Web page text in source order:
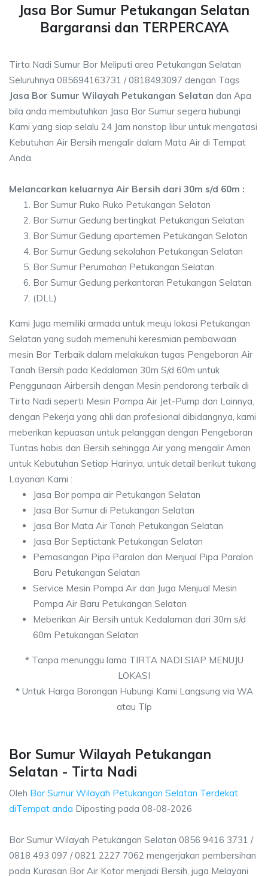
Jasa Bor Sumur Petukangan Selatan
Bargaransi dan TERPERCAYA
Tirta Nadi Sumur Bor Meliputi area Petukangan Selatan
Seluruhnya 085694163731 / 0818493097 dengan Tags
Jasa Bor Sumur Wilayah Petukangan Selatan dan Apa
bila anda membutuhkan Jasa Bor Sumur segera hubungi
Kami yang siap selalu 24 Jam nonstop libur untuk mengatasi
Kebutuhan Air Bersih mengalir dalam Mata Air di Tempat
Anda.
Melancarkan keluarnya Air Bersih dari 30m s/d 60m :
Bor Sumur Ruko Ruko Petukangan Selatan
Bor Sumur Gedung bertingkat Petukangan Selatan
Bor Sumur Gedung apartemen Petukangan Selatan
Bor Sumur Gedung sekolahan Petukangan Selatan
Bor Sumur Perumahan Petukangan Selatan
Bor Sumur Gedung perkantoran Petukangan Selatan
(DLL)
Kami Juga memiliki armada untuk meuju lokasi Petukangan
Selatan yang sudah memenuhi keresmian pembawaan
mesin Bor Terbaik dalam melakukan tugas Pengeboran Air
Tanah Bersih pada Kedalaman 30m S/d 60m untuk
Penggunaan Airbersih dengan Mesin pendorong terbaik di
Tirta Nadi seperti Mesin Pompa Air Jet-Pump dan Lainnya,
dengan Pekerja yang ahli dan profesional dibidangnya, kami
meberikan kepuasan untuk pelanggan dengan Pengeboran
Tuntas habis dan Bersih sehingga Air yang mengalir Aman
untuk Kebutuhan Setiap Harinya, untuk detail berikut tukang
Layanan Kami :
Jasa Bor pompa air Petukangan Selatan
Jasa Bor Sumur di Petukangan Selatan
Jasa Bor Mata Air Tanah Petukangan Selatan
Jasa Bor Septictank Petukangan Selatan
Pemasangan Pipa Paralon dan Menjual Pipa Paralon
Baru Petukangan Selatan
Service Mesin Pompa Air dan Juga Menjual Mesin
Pompa Air Baru Petukangan Selatan
Meberikan Air Bersih untuk Kedalaman dari 30m s/d
60m Petukangan Selatan
*Tanpa menunggu lama TIRTA NADI SIAP MENUJU
LOKASI
*Untuk Harga Borongan Hubungi Kami Langsung via WA
atau Tlp
Bor Sumur Wilayah Petukangan
Selatan - Tirta Nadi
Oleh Bor Sumur Wilayah Petukangan Selatan Terdekat
diTempat anda Diposting pada 08-08-2026
Bor Sumur Wilayah Petukangan Selatan 0856 9416 3731 /
0818 493 097 / 0821 2227 7062 mengerjakan pembersihan
pada Kurasan Bor Air Kotor menjadi Bersih, juga Melayani